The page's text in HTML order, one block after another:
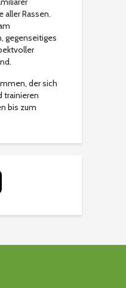
aller Rassen.
gegenseitiges
der sich
trainieren
bis zum